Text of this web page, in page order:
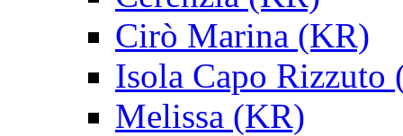
Cirò Marina (KR)
Isola Capo Rizzuto
Melissa (KR)